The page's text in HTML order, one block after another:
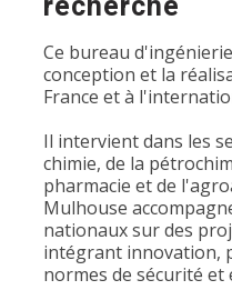
Ce bureau
conception et la
France et à
Il intervient dans les
chimie, de la
pharmacie et de
Mulhouse
nationaux sur des
intégrant innovation,
normes de sécurité